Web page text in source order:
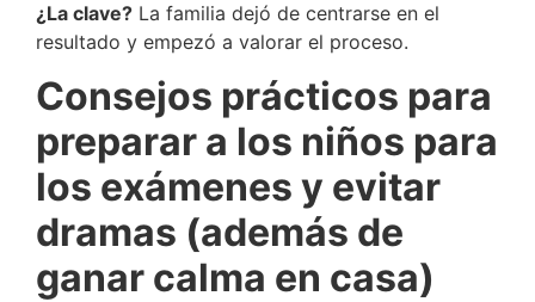
¿La clave? La familia dejó de centrarse en el
resultado y empezó a valorar el proceso.
Consejos prácticos para
preparar a los niños para
los exámenes y evitar
dramas (además de
ganar calma en casa)